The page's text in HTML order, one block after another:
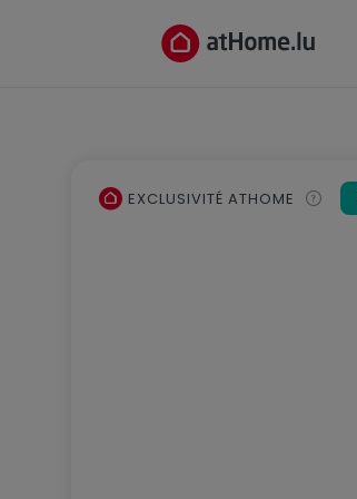
EXCLUSIVITÉ ATHOME